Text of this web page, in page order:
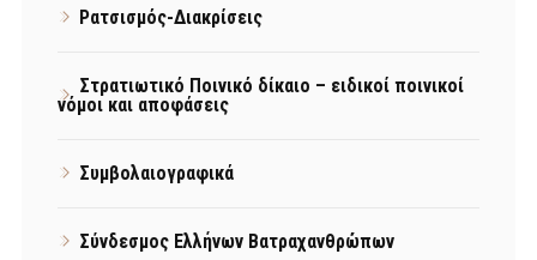
Ρατσισμός-Διακρίσεις
Στρατιωτικό Ποινικό δίκαιο – ειδικοί ποινικοί
νόμοι και αποφάσεις
Συμβολαιογραφικά
Σύνδεσμος Ελλήνων Βατραχανθρώπων